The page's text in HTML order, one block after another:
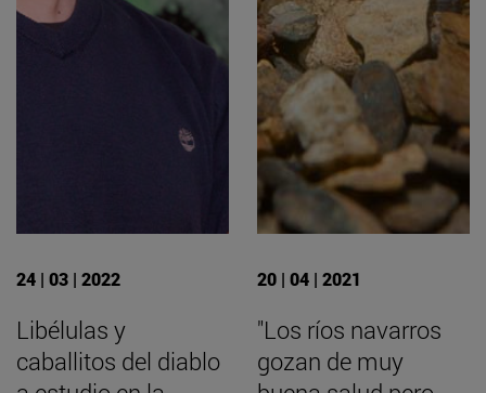
24 | 03 | 2022
Libélulas y
caballitos del diablo
20 | 04 | 2021
"Los ríos navarros
gozan de muy